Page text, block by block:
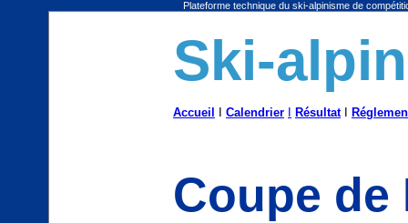
Plateforme technique du ski-alpinisme de
Ski-
Accueil Calendrier RésultatI
Coupe de